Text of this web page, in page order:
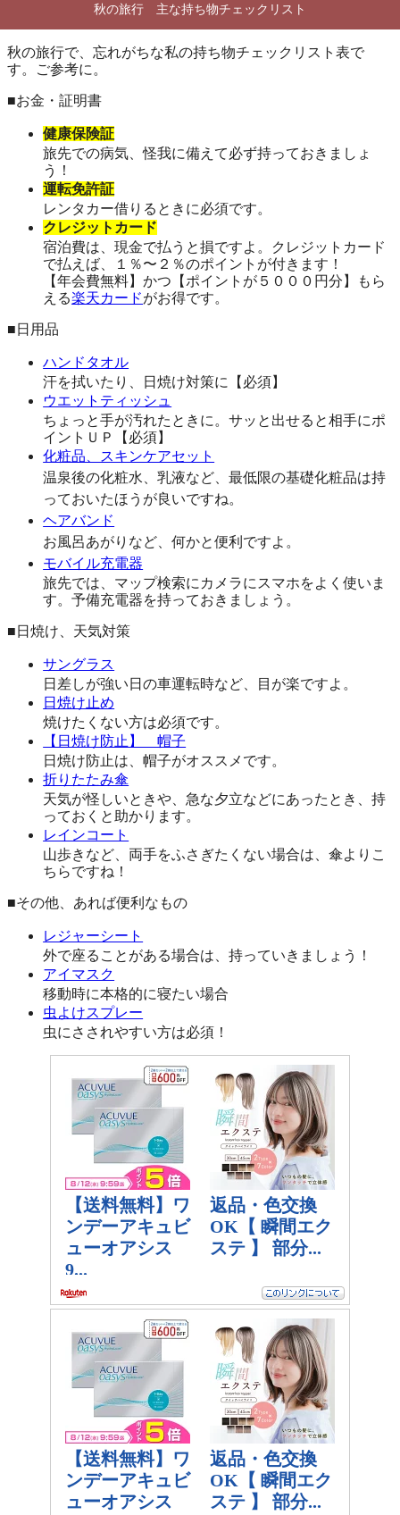
秋の旅行 主な持ち物チェックリスト
秋の旅行で、忘れがちな私の持ち物チェックリスト表で
す。ご参考に。
■お金・証明書
健康保険証
旅先での病気、怪我に備えて必ず持っておきましょ
う！
運転免許証
レンタカー借りるときに必須です。
クレジットカード
宿泊費は、現金で払うと損ですよ。クレジットカード
で払えば、１％〜２％のポイントが付きます！
【年会費無料】かつ【ポイントが５０００円分】もら
える楽天カードがお得です。
■日用品
ハンドタオル
汗を拭いたり、日焼け対策に【必須】
ウエットティッシュ
ちょっと手が汚れたときに。サッと出せると相手にポ
イントＵＰ【必須】
化粧品、スキンケアセット
温泉後の化粧水、乳液など、最低限の基礎化粧品は持
っておいたほうが良いですね。
ヘアバンド
お風呂あがりなど、何かと便利ですよ。
モバイル充電器
旅先では、マップ検索にカメラにスマホをよく使いま
す。予備充電器を持っておきましょう。
■日焼け、天気対策
サングラス
日差しが強い日の車運転時など、目が楽ですよ。
日焼け止め
焼けたくない方は必須です。
【日焼け防止】 帽子
日焼け防止は、帽子がオススメです。
折りたたみ傘
天気が怪しいときや、急な夕立などにあったとき、持
っておくと助かります。
レインコート
山歩きなど、両手をふさぎたくない場合は、傘よりこ
ちらですね！
■その他、あれば便利なもの
レジャーシート
外で座ることがある場合は、持っていきましょう！
アイマスク
移動時に本格的に寝たい場合
虫よけスプレー
虫にさされやすい方は必須！